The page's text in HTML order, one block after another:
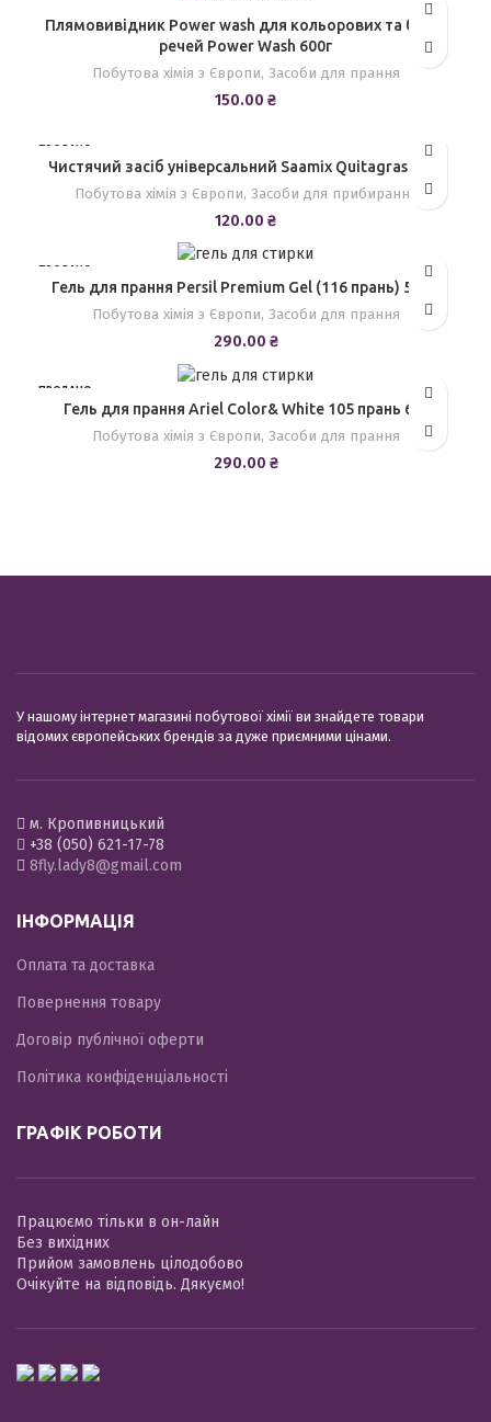
Плямовивідник Power wash для кольорових та білих
речей Power Wash 600г
Побутова хімія з Європи, Засоби для прання
150.00 ₴
ПРОДАНО
Чистячий засіб універсальний Saamix Quitagrasas 1л
Побутова хімія з Європи, Засоби для прибирання
120.00 ₴
ПРОДАНО
Гель для прання Persil Premium Gel (116 прань) 5.8 л.
Побутова хімія з Європи, Засоби для прання
290.00 ₴
ПРОДАНО
Гель для прання Ariel Color& White 105 прань 6 л.
Побутова хімія з Європи, Засоби для прання
290.00 ₴
У нашому інтернет магазині побутової хімії ви знайдете товари
відомих європейських брендів за дуже приємними цінами.
м. Кропивницький
+38 (050) 621-17-78
8fly.lady8@gmail.com
ІНФОРМАЦІЯ
Оплата та доставка
Повернення товару
Договір публічної оферти
Політика конфіденціальності
ГРАФІК РОБОТИ
Працюємо тільки в он-лайн
Без вихідних
Прийом замовлень цілодобово
Очікуйте на відповідь. Дякуємо!